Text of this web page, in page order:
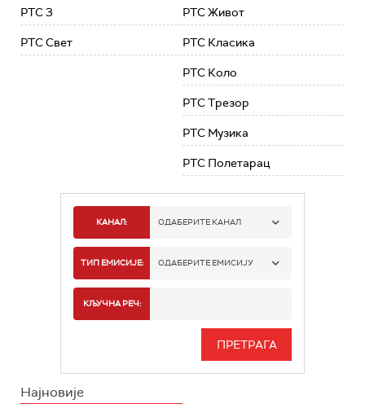
РТС 3
РТС Свет
РТС Живот
РТС Класика
РТС Коло
РТС Трезор
РТС Музика
РТС Полетарац
КАНАЛ: ОДАБЕРИТЕ КАНАЛ
РТС 1
РТС 3
ТИП ЕМИСИЈЕ: ОДАБЕРИТЕ ЕМИСИЈУ
ИНФО
КЉУЧНА РЕЧ:
Најновије